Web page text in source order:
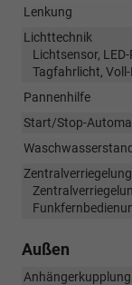
Lenkung
Lichttechnik
Lichtsensor,
Tagfahrlicht,
Pannenhilfe
Start/Stop-
Zentralverriegelung
Außen
Anhängerkupplung